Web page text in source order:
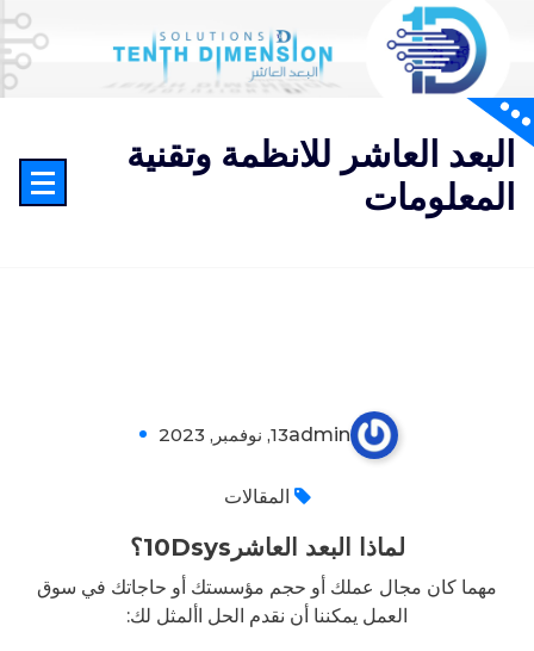
المحتوى
البعد العاشر للانظمة وتقنية
المعلومات
admin13, نوفمبر, 2023
المقالات
لماذا البعد العاشر10Dsys؟
مهما كان مجال عملك أو حجم مؤسستك أو حاجاتك في سوق
العمل يمكننا أن نقدم الحل األمثل لك: